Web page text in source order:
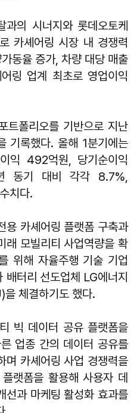
의 시너지와 롯데오토케
카셰어링 시장 내 경쟁력
동율 증가, 차량 대당 매출
링 업계 최초로 영업이익
트폴리오를 기반으로 지난
기록했다. 올해 1분기에는
익 492억원, 당기순이익
동기 대비 각각 8.7%,
치다.
용 카셰어링 플랫폼 구축과
래 모빌리티 사업역량을 확
위해 자율주행 기술 기업
터리 선도업체 LG에너지
체결하기도 했다.
빅 데이터 공유 플랫폼을
업종 간의 데이터 공유를
며 카셰어링 사업 경쟁력을
랫폼을 활용해 사용자 데
선과 마케팅 활성화 효과를